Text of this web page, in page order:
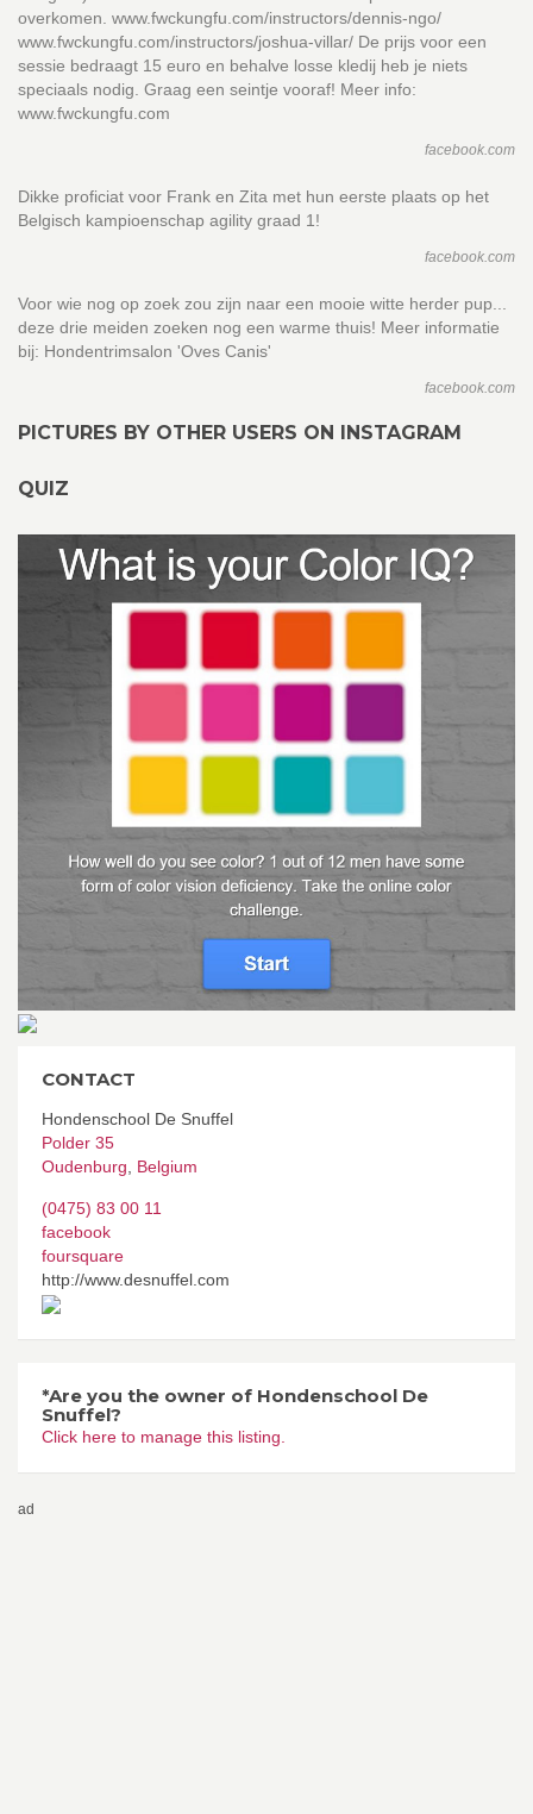
overkomen. www.fwckungfu.com/instructors/dennis-ngo/
www.fwckungfu.com/instructors/joshua-villar/ De prijs voor een
sessie bedraagt 15 euro en behalve losse kledij heb je niets
speciaals nodig. Graag een seintje vooraf! Meer info:
www.fwckungfu.com
facebook.com
Dikke proficiat voor Frank en Zita met hun eerste plaats op het
Belgisch kampioenschap agility graad 1!
facebook.com
Voor wie nog op zoek zou zijn naar een mooie witte herder pup...
deze drie meiden zoeken nog een warme thuis! Meer informatie
bij: Hondentrimsalon 'Oves Canis'
facebook.com
PICTURES BY OTHER USERS ON INSTAGRAM
QUIZ
CONTACT
Hondenschool De Snuffel
Polder 35
Oudenburg
Belgium
(0475) 83 00 11
facebook
foursquare
http://www.desnuffel.com
*Are you the owner of Hondenschool De
Snuffel?
Click here to manage this listing.
ad